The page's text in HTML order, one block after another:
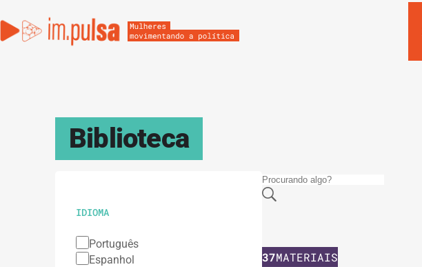
Biblioteca
IDIOMA
Português
Espanhol
37MATERIAIS